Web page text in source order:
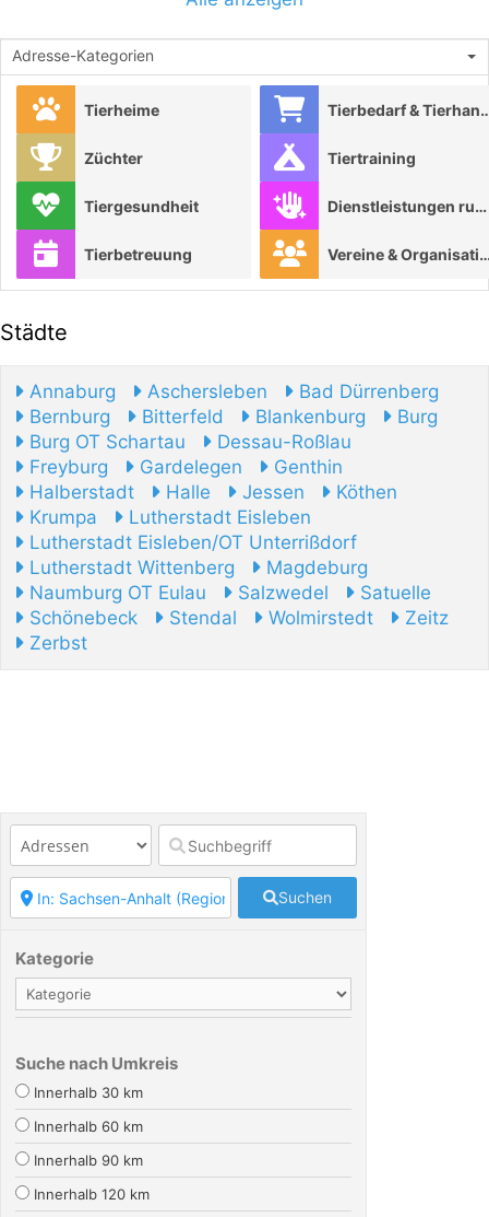
Adresse-Kategorien
Tierheime Tierbedarf
Züchter Tiertraining
Tiergesundheit Dienstleistungen rund ums Tier
Tierbetreuung Vereine &
Städte
Annaburg Aschersleben
Bad Dürrenberg
Bernburg
Bitterfeld Blankenburg
Burg
Burg OT Schartau
Dessau-Roßlau
Freyburg
Gardelegen
Genthin
Halberstadt
Halle Jessen
Köthen
Krumpa
Lutherstadt Eisleben
Lutherstadt Eisleben/OT Unterrißdorf
Lutherstadt Wittenberg
Magdeburg
Naumburg OT Eulau
Salzwedel
Satuelle
Schönebeck
Stendal Wolmirstedt
Zeitz
Zerbst
Suchen
Kategorie
Suche nach Umkreis
Innerhalb 30 km
Innerhalb 60 km
Innerhalb 90 km
Innerhalb 120 km